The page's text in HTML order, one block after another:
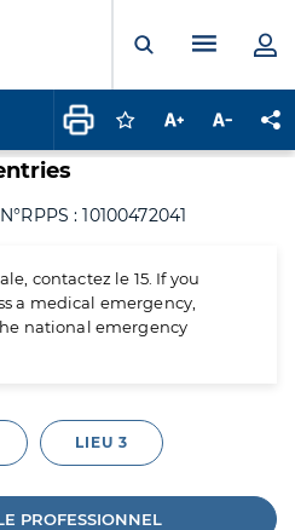
Ouvrir laMenu
Connectez-vous
Augmenter la
N°RPPS : 10100472041
contactez le 15. If you
a medical emergency,
national emergency
LIEU 3
PROFESSIONNEL